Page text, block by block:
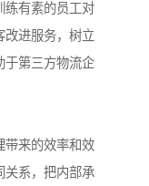
练有素的员工对
改进服务，树立
于第三方物流企
带来的效率和效
关系，把内部承